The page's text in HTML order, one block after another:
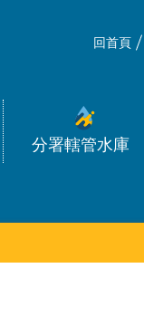
回首頁
分署轄管水庫